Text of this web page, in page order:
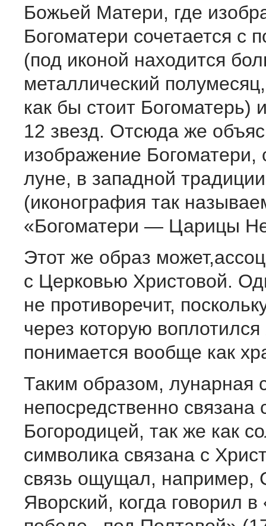
Божьей Матери, где
Богоматери сочетается с
(под иконой находится
металлический
как бы стоит Богоматерь)
12 звезд. Отсюда же
изображение Богоматери,
луне, в западной традиции
(иконография так
«Богоматери — Царицы
Этот же образ
с Церковью Христовой.
не противоречит,
через которую
понимается вообще как
Таким образом, лунарная
непосредственно связана
Богородицей, так же как
символика связана с
связь ощущал, например,
Яворский, когда говорил